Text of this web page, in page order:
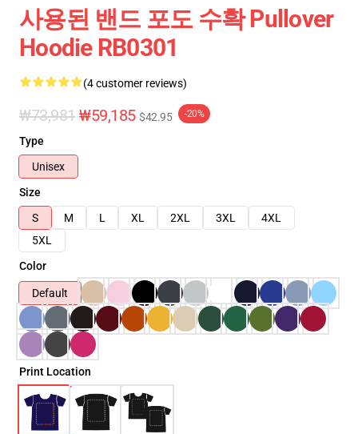
사용된 밴드 포도 수확 Pullover
Hoodie RB0301
(4 customer reviews)
₩73,981 ₩59,185 $42.95 -20%
Type
Unisex
Size
S
M L XL 2XL 3XL
4XL
5XL
Color
Default
Print Location